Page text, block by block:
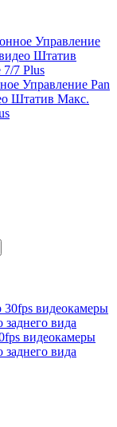
Управление Pan
Штатив Макс.
видеокамеры
заднего вида